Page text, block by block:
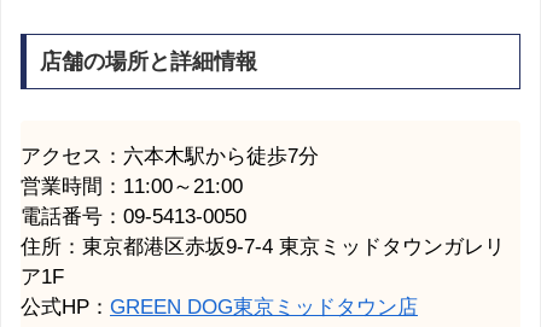
店舗の場所と詳細情報
アクセス：六本木駅から徒歩7分
営業時間：11:00～21:00
電話番号：09-5413-0050
住所：東京都港区赤坂9-7-4 東京ミッドタウンガレリ
ア1F
公式HP： GREEN DOG東京ミッドタウン店